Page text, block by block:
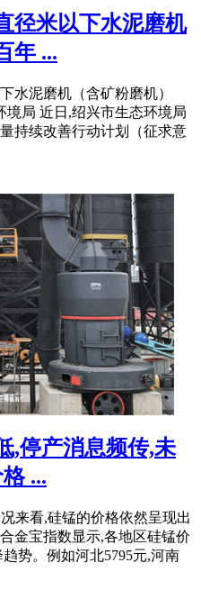
径米以下水泥磨机
年 ...
水泥磨机（含矿粉磨机）
境局 近日,绍兴市生态环境局
持续改善行动计划（征求意
,停产消息频传,未
...
来看,硅锰的价格依然呈现出
金宝指数显示,各地区硅锰价
势。例如河北5795元,河南